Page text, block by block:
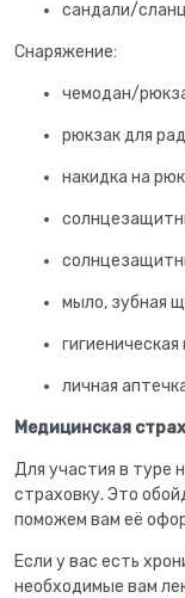
сандали/
Снаряжение:
чемодан/
рюкзак для
накидка на
мыло, зубная
личная
Медицинская
Для участия в туре
страховку. Это
поможем вам её
Если у вас есть
необходимые вам